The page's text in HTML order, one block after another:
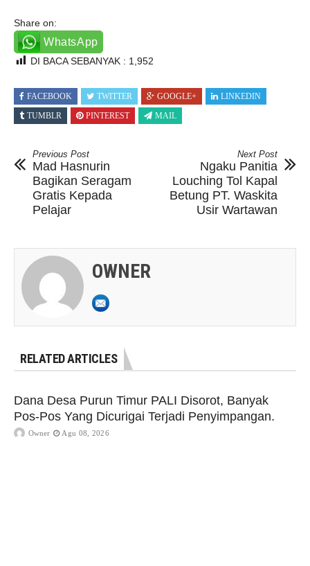
Share on:
WhatsApp
DI BACA SEBANYAK : 1,952
FACEBOOK TWITTER GOOGLE+
LINKEDIN
TUMBLR
PINTEREST MAIL
Previous Post
Mad Hasnurin
Bagikan Seragam
Gratis Kepada
Pelajar
Next Post
Ngaku Panitia
Louching Tol Kapal
Betung PT. Waskita
Usir Wartawan
OWNER
RELATED ARTICLES
Dana Desa Purun Timur PALI Disorot, Banyak
Pos-Pos Yang Dicurigai Terjadi Penyimpangan.
Owner Agu 08, 2026